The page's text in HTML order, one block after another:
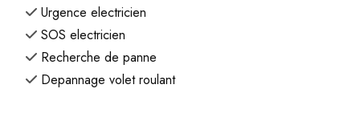
Urgence electricien
SOS electricien
Recherche de panne
Depannage volet roulant